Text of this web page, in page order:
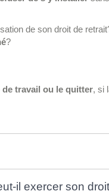
de son droit de
?
travail ou le quitter, si
il exercer son